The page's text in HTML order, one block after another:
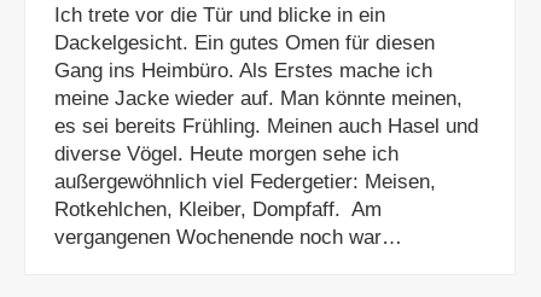
Ich trete vor die Tür und blicke in ein
Dackelgesicht. Ein gutes Omen für diesen
Gang ins Heimbüro. Als Erstes mache ich
meine Jacke wieder auf. Man könnte meinen,
es sei bereits Frühling. Meinen auch Hasel und
diverse Vögel. Heute morgen sehe ich
außergewöhnlich viel Federgetier: Meisen,
Rotkehlchen, Kleiber, Dompfaff. Am
vergangenen Wochenende noch war…